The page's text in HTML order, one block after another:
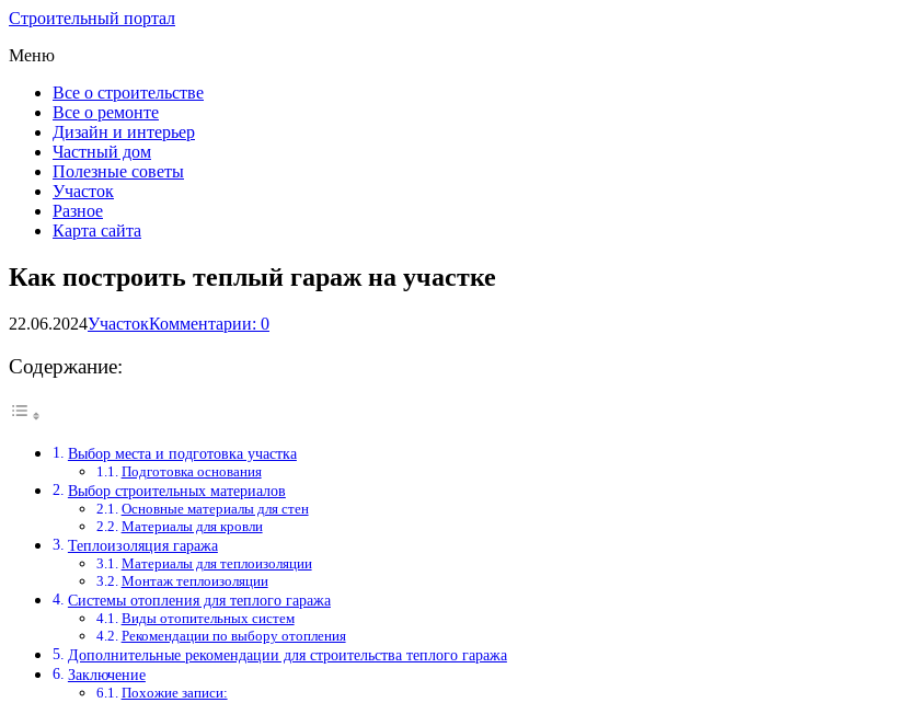
Строительный портал
Меню
Все о строительстве
Все о ремонте
Дизайн и интерьер
Частный дом
Полезные советы
Участок
Разное
Карта сайта
Как построить теплый гараж на участке
22.06.2024УчастокКомментарии: 0
Содержание:
Выбор места и подготовка участка
Подготовка основания
Выбор строительных материалов
Основные материалы для стен
Материалы для кровли
Теплоизоляция гаража
Материалы для теплоизоляции
Монтаж теплоизоляции
Системы отопления для теплого гаража
Виды отопительных систем
Рекомендации по выбору отопления
Дополнительные рекомендации для строительства теплого гаража
Заключение
Похожие записи: